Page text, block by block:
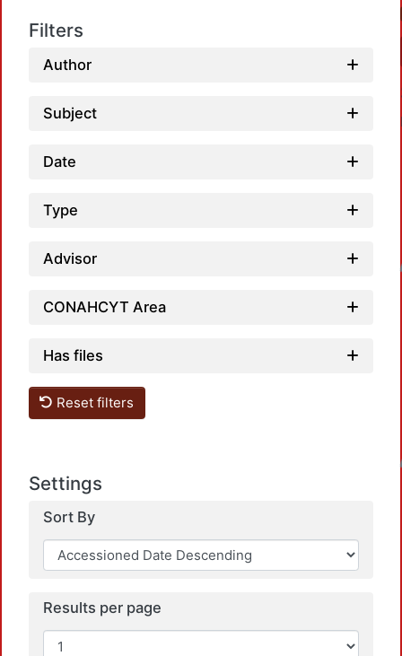
Filters
Author
Subject
Date
Type
Advisor
CONAHCYT Area
Has files
Reset filters
Settings
Sort By
Results per page